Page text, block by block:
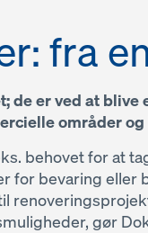
fra
er ved at
områder
behovet for at
bevaring
gør